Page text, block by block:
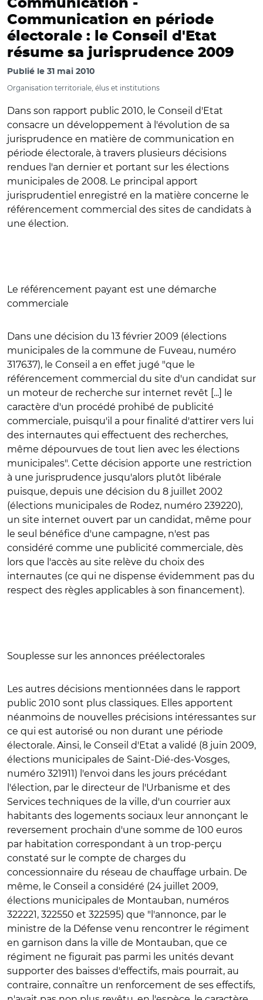
Communication -
Communication en période
électorale : le Conseil d'Etat
résume sa jurisprudence 2009
Publié le 31 mai 2010
Organisation territoriale, élus et institutions
Dans son rapport public 2010, le Conseil d'Etat
consacre un développement à l'évolution de sa
jurisprudence en matière de communication en
période électorale, à travers plusieurs décisions
rendues l'an dernier et portant sur les élections
municipales de 2008. Le principal apport
jurisprudentiel enregistré en la matière concerne le
référencement commercial des sites de candidats à
une élection.
Le référencement payant est une démarche
commerciale
Dans une décision du 13 février 2009 (élections
municipales de la commune de Fuveau, numéro
317637), le Conseil a en effet jugé "que le
référencement commercial du site d'un candidat sur
un moteur de recherche sur internet revêt [...] le
caractère d'un procédé prohibé de publicité
commerciale, puisqu'il a pour finalité d'attirer vers lui
des internautes qui effectuent des recherches,
même dépourvues de tout lien avec les élections
municipales". Cette décision apporte une restriction
à une jurisprudence jusqu'alors plutôt libérale
puisque, depuis une décision du 8 juillet 2002
(élections municipales de Rodez, numéro 239220),
un site internet ouvert par un candidat, même pour
le seul bénéfice d'une campagne, n'est pas
considéré comme une publicité commerciale, dès
lors que l'accès au site relève du choix des
internautes (ce qui ne dispense évidemment pas du
respect des règles applicables à son financement).
Souplesse sur les annonces préélectorales
Les autres décisions mentionnées dans le rapport
public 2010 sont plus classiques. Elles apportent
néanmoins de nouvelles précisions intéressantes sur
ce qui est autorisé ou non durant une période
électorale. Ainsi, le Conseil d'Etat a validé (8 juin 2009,
élections municipales de Saint-Dié-des-Vosges,
numéro 321911) l'envoi dans les jours précédant
l'élection, par le directeur de l'Urbanisme et des
Services techniques de la ville, d'un courrier aux
habitants des logements sociaux leur annonçant le
reversement prochain d'une somme de 100 euros
par habitation correspondant à un trop-perçu
constaté sur le compte de charges du
concessionnaire du réseau de chauffage urbain. De
même, le Conseil a considéré (24 juillet 2009,
élections municipales de Montauban, numéros
322221, 322550 et 322595) que "l'annonce, par le
ministre de la Défense venu rencontrer le régiment
en garnison dans la ville de Montauban, que ce
régiment ne figurait pas parmi les unités devant
supporter des baisses d'effectifs, mais pourrait, au
contraire, connaître un renforcement de ses effectifs,